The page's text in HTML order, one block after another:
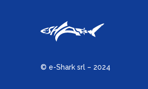
© e-Shark srl – 2024